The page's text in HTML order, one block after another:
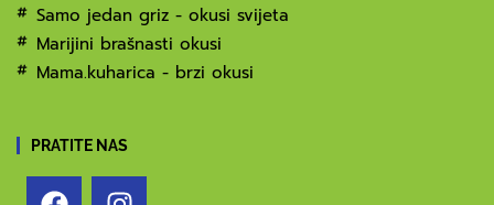
Samo jedan griz - okusi svijeta
Marijini brašnasti okusi
Mama.kuharica - brzi okusi
PRATITE NAS